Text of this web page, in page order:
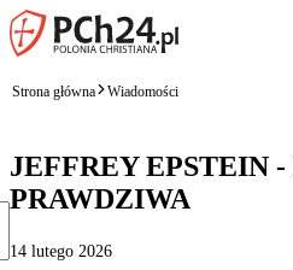
Strona główna Wiadomości
JEFFREY EPSTEIN
PRAWDZIWA
14 lutego 2026